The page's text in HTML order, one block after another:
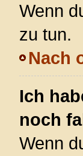
Wenn
zu tun.
Nach
Ich
noch
Wenn